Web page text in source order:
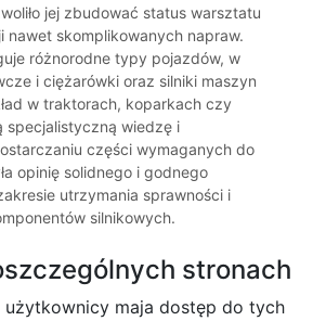
jej zbudować status warsztatu
nawet skomplikowanych napraw.
różnorodne typy pojazdów, w
i ciężarówki oraz silniki maszyn
w traktorach, koparkach czy
specjalistyczną wiedzę i
części wymaganych do
opinię solidnego i godnego
utrzymania sprawności i
silnikowych.
stronach
maja dostęp do tych